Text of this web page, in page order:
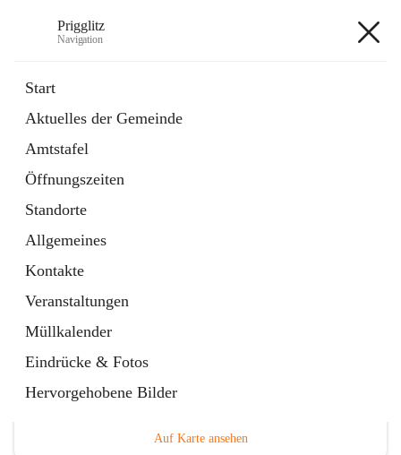
Prigglitz
Navigation
Start
Aktuelles der Gemeinde
Amtstafel
Öffnungszeiten
Standorte
Allgemeines
Kontakte
Veranstaltungen
Müllkalender
Eindrücke & Fotos
Hervorgehobene Bilder
Externe Webseite
in
Tab
Gemeindezeitung
Ordner
öffnet
in
neuem
Tab
Hauptadresse
Auf Karte ansehen